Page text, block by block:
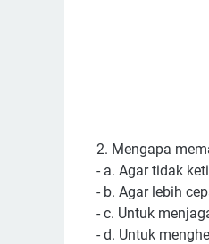
2. Mengapa
- a. Agar tidak
- b. Agar lebih
- c. Untuk
- d. Untuk